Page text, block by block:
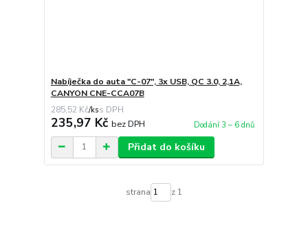
Nabíječka do auta "C-07", 3x USB, QC 3.0, 2,1A,
CANYON CNE-CCA07B
285,52 Kč/ks
235,97 Kč bez DPH Dodání 3 – 6 dnů
Přidat do košíku
strana z 1